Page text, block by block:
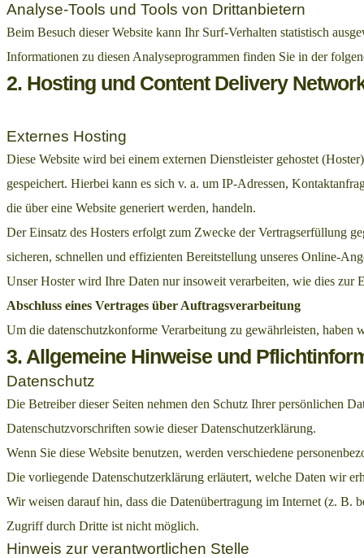
Analyse-Tools und Tools von Drittanbietern
Beim Besuch dieser Website kann Ihr Surf-Verhalten statistisch
Informationen zu diesen Analyseprogrammen finden Sie in der
2. Hosting und Content Delivery
Externes Hosting
Diese Website wird bei einem externen Dienstleister gehostet
gespeichert. Hierbei kann es sich v. a. um IP-Adressen,
die über eine Website generiert werden, handeln.
Der Einsatz des Hosters erfolgt zum Zwecke der Vertragserfüllung
sicheren, schnellen und effizienten Bereitstellung unseres Online-
Unser Hoster wird Ihre Daten nur insoweit verarbeiten, wie dies zur
Abschluss eines Vertrages über Auftragsverarbeitung
Um die datenschutzkonforme Verarbeitung zu gewährleisten, haben
3. Allgemeine Hinweise und
Datenschutz
Die Betreiber dieser Seiten nehmen den Schutz Ihrer persönlichen
Datenschutzvorschriften sowie dieser Datenschutzerklärung.
Wenn Sie diese Website benutzen, werden verschiedene
Die vorliegende Datenschutzerklärung erläutert, welche Daten wir
Wir weisen darauf hin, dass die Datenübertragung im Internet (z.
Zugriff durch Dritte ist nicht möglich.
Hinweis zur verantwortlichen Stelle